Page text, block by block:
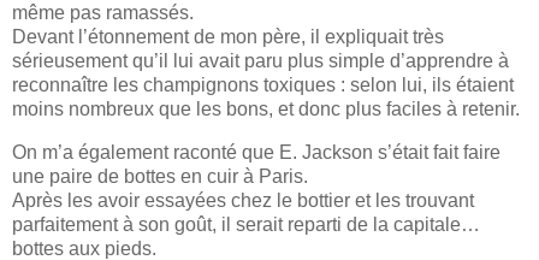
même pas ramassés.
Devant l’étonnement de mon père, il expliquait très
sérieusement qu’il lui avait paru plus simple d’apprendre à
reconnaître les champignons toxiques : selon lui, ils étaient
moins nombreux que les bons, et donc plus faciles à retenir.
On m’a également raconté que E. Jackson s’était fait faire
une paire de bottes en cuir à Paris.
Après les avoir essayées chez le bottier et les trouvant
parfaitement à son goût, il serait reparti de la capitale…
bottes aux pieds.